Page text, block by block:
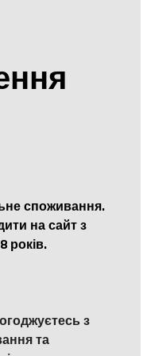
споживання.
на сайт з
років.
з
та